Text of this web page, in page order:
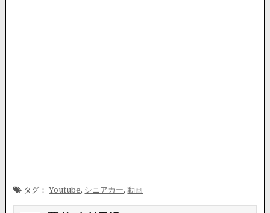
タグ：Youtube, シニアカー,動画